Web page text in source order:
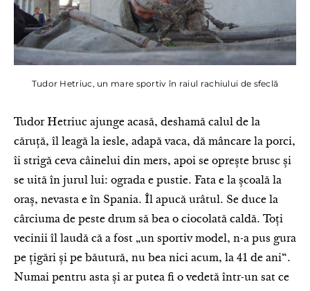
Tudor Hetriuc, un mare sportiv în raiul rachiului de sfeclă
Tudor Hetriuc ajunge acasă, deshamă calul de la
căruță, îl leagă la iesle, adapă vaca, dă mâncare la porci,
îi strigă ceva câinelui din mers, apoi se oprește brusc și
se uită în jurul lui: ograda e pustie. Fata e la școală la
oraș, nevasta e în Spania. Îl apucă urâtul. Se duce la
cârciuma de peste drum să bea o ciocolată caldă. Toți
vecinii îl laudă că a fost „un sportiv model, n-a pus gura
pe țigări și pe băutură, nu bea nici acum, la 41 de ani“.
Numai pentru asta și ar putea fi o vedetă într-un sat ce